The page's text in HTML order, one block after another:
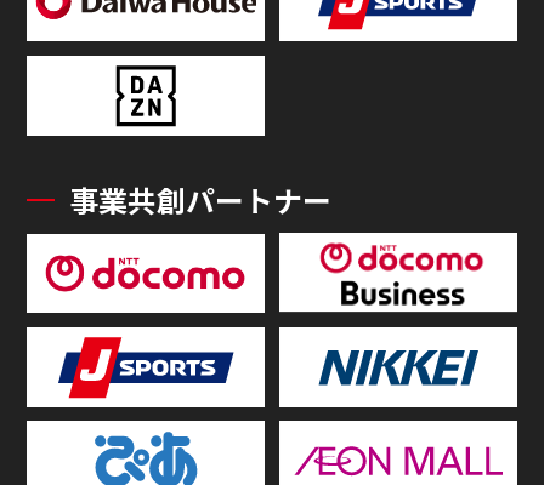
事業共創パートナー